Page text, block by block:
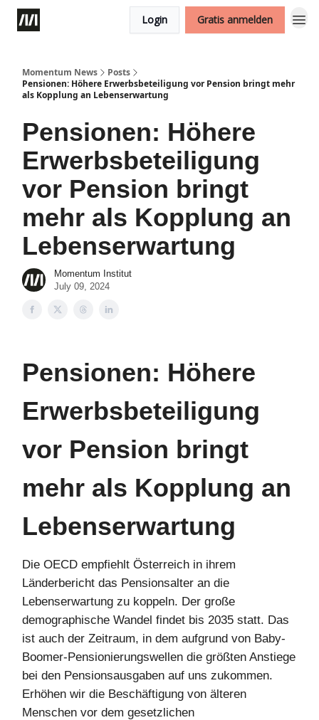
Login Gratis anmelden
Momentum News
Posts
Pensionen: Höhere Erwerbsbeteiligung vor Pension bringt mehr
als Kopplung an Lebenserwartung
Pensionen: Höhere
Erwerbsbeteiligung
vor Pension bringt
mehr als Kopplung an
Lebenserwartung
Momentum Institut
July 09, 2024
Pensionen: Höhere
Erwerbsbeteiligung
vor Pension bringt
mehr als Kopplung an
Lebenserwartung
Die OECD empfiehlt Österreich in ihrem
Länderbericht das Pensionsalter an die
Lebenserwartung zu koppeln. Der große
demographische Wandel findet bis 2035 statt. Das
ist auch der Zeitraum, in dem aufgrund von Baby-
Boomer-Pensionierungswellen die größten Anstiege
bei den Pensionsausgaben auf uns zukommen.
Erhöhen wir die Beschäftigung von älteren
Menschen vor dem gesetzlichen